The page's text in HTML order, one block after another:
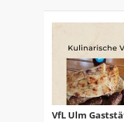
VfL Ulm